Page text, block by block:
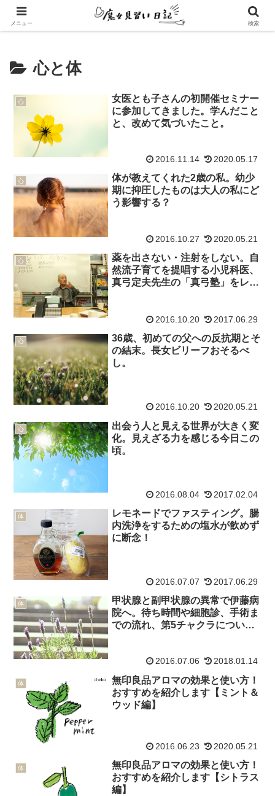
エンパスさんのための心地よい暮らし方
心と体
心
女医とも子さんの初開催セミナー
に参加してきました。学んだこと
と、改めて気づいたこと。
2016.11.14 2020.05.17
心
体が教えてくれた2歳の私。幼少
期に抑圧したものは大人の私にど
う影響する？
2016.10.27 2020.05.21
心
薬を出さない・注射をしない。自
然流子育てを提唱する小児科医、
真弓定夫先生の「真弓塾」をレポ
2016.10.20 2017.06.29
心
36歳、初めての父への反抗期とそ
の結末。長女ビリーフおそるべ
し。
2016.10.20 2020.05.21
心
出会う人と見える世界が大きく変
化。見えざる力を感じる今日この
頃。
2016.08.04 2017.02.04
体
レモネードでファスティング。腸
内洗浄をするための塩水が飲めず
に断念！
2016.07.07 2017.06.29
体
甲状腺と副甲状腺の異常で伊藤病
院へ。待ち時間や細胞診、手術ま
での流れ、第5チャクラについ
2016.07.06 2018.01.14
体
無印良品アロマの効果と使い方！
おすすめを紹介します【ミント＆
ウッド編】
2016.06.23 2020.05.21
体
無印良品アロマの効果と使い方！
おすすめを紹介します【シトラス
編】
メニュー 検索